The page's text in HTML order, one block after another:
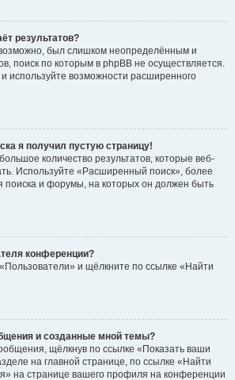
результатов?
был слишком неопределённым и
поиск по которым в phpBB не осуществляется.
используйте возможности расширенного
я получил пустую страницу!
количество результатов, которые веб-
Используйте «Расширенный поиск», более
поиска и форумы, на которых он должен быть
конференции?
и щёлкните по ссылке «Найти
и созданные мной темы?
щёлкнув по ссылке «Показать ваши
на главной странице, по ссылке «Найти
на странице вашего профиля на конференции